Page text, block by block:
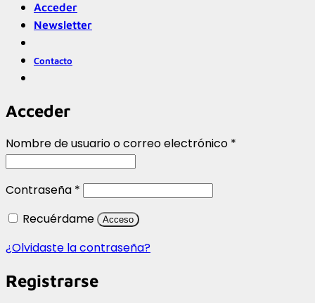
Acceder
Newsletter
Contacto
Acceder
Nombre de usuario o correo electrónico *
Contraseña * Obligatorio
Recuérdame
Acceso
¿Olvidaste la contraseña?
Registrarse